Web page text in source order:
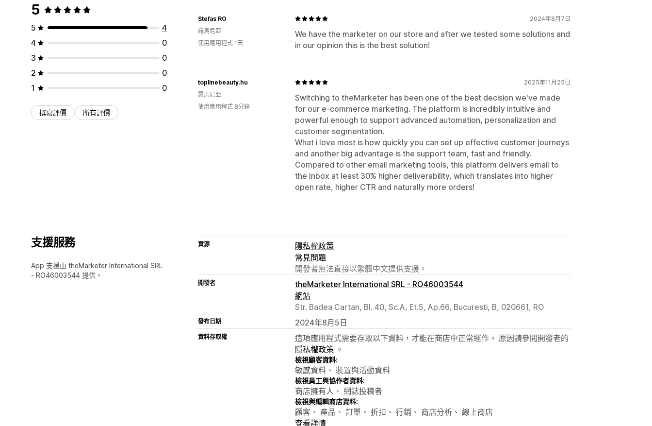
5
5
4
4
0
3
0
2
0
1
0
撰寫評價 所有評價
2024年8月7日
We have the marketer on our store and after we tested some solutions and
in our opinion this is the best solution!
Stefas RO
羅馬尼亞
使用應用程式 1天
2025年11月25日
Switching to theMarketer has been one of the best decision we've made
for our e-commerce marketing. The platform is incredibly intuitive and
powerful enough to support advanced automation, personalization and
customer segmentation.
What i love most is how quickly you can set up effective customer journeys
and another big advantage is the support team, fast and friendly.
Compared to other email marketing tools, this platform delivers email to
the Inbox at least 30% higher deliverability, which translates into higher
open rate, higher CTR and naturally more orders!
toplinebeauty.hu
羅馬尼亞
使用應用程式 8分鐘
支援服務
App 支援由 theMarketer International SRL
- RO46003544 提供。
資源
隱私權政策
常見問題
開發者無法直接以繁體中文提供支援。
開發者
theMarketer International SRL - RO46003544
網站
Str. Badea Cartan, Bl. 40, Sc.A, Et.5, Ap.66, Bucuresti, B, 020661, RO
發布日期 2024年8月5日
資料存取權
這項應用程式需要存取以下資料，才能在商店中正常運作。 原因請參閱開發者的
隱私權政策 。
檢視顧客資料:
敏感資料、 裝置與活動資料
檢視員工與協作者資料:
商店擁有人、 網誌投稿者
檢視與編輯商店資料:
顧客、 產品、 訂單、 折扣、 行銷、 商店分析、 線上商店
查看詳情